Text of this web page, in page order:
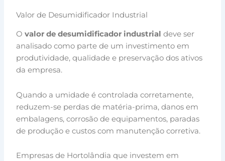
Valor de Desumidificador Industrial
Ovalor de desumidificador industrial deve ser
analisado como parte de um investimento em
produtividade, qualidade e preservação dos ativos
da empresa.
Quando a umidade é controlada corretamente,
reduzem-se perdas de matéria-prima, danos em
embalagens, corrosão de equipamentos, paradas
de produção e custos com manutenção corretiva.
Empresas de Hortolândia que investem em